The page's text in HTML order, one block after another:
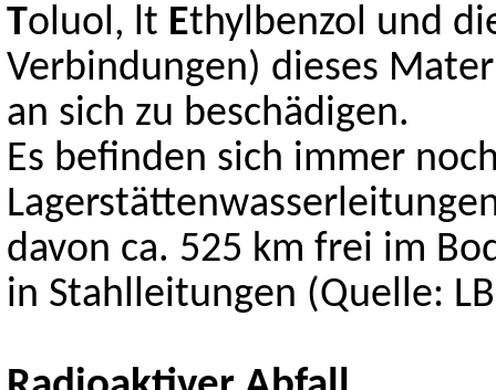
Toluol, lt Ethylbenzol und
Verbindungen) dieses
an sich zu beschädigen.
Es befinden sich immer
davon ca. 525 km frei im
in Stahlleitungen (Quelle: